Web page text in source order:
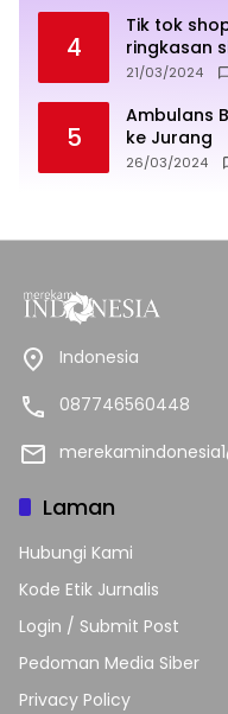
4
Tik tok
ringkasan
sukses
21/03/2024
5
Ambulans
ke Jurang
26/03/2024
Indonesia
087746560448
Laman
Hubungi Kami
Kode Etik Jurnalis
Login / Submit Post
Pedoman Media Siber
Privacy Policy